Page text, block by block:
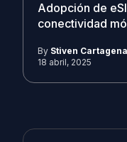
Adopción de
conectividad
By Stiven Cartagena
18 abril, 2025